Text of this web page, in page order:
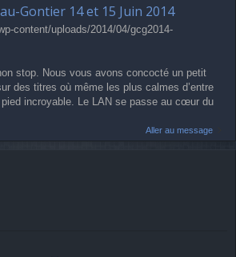
Gontier 14 et 15 Juin 2014
content/uploads/2014/04/gcg2014-
stop. Nous vous avons concocté un petit
des titres où même les plus calmes d’entre
incroyable. Le LAN se passe au cœur du
Aller au message